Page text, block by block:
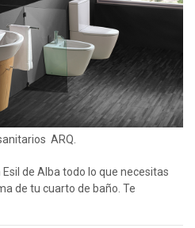
ARQ.
Esil de Alba todo lo que necesitas
de tu cuarto de baño. Te